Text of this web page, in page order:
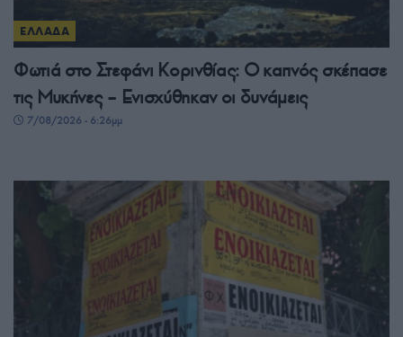
ΕΛΛΑΔΑ
Φωτιά στο Στεφάνι Κορινθίας: Ο καπνός σκέπασε
τις Μυκήνες – Ενισχύθηκαν οι δυνάμεις
7/08/2026 - 6:26μμ